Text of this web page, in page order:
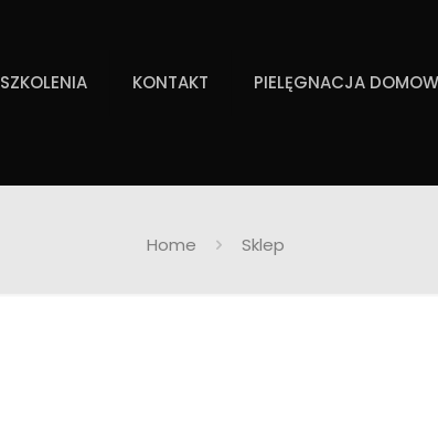
SZKOLENIA KONTAKT PIELĘGNACJA
Home Sklep